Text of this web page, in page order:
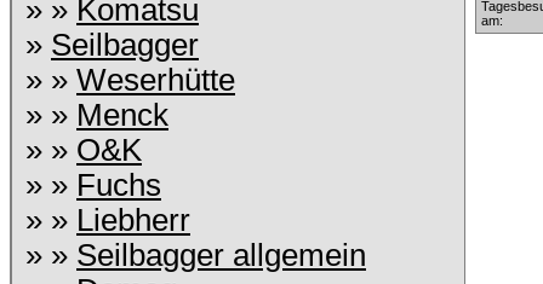
» » Komatsu
» Seilbagger
» » Weserhütte
» » Menck
» » O&K
» » Fuchs
» » Liebherr
» » Seilbagger allgemein
am: